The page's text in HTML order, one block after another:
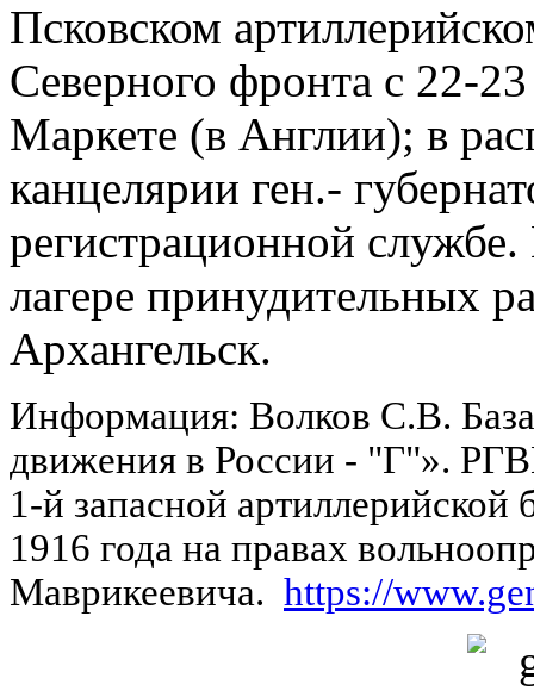
Псковском
Северного фронта с 22-
Маркете (в Англии); в
канцелярии ген.-
регистрационной
лагере принудительных
Архангельск.
Информация: Волков С.В.
движения в России - "Г"».
1-й запасной
1916 года на правах
Маврикеевича. https://